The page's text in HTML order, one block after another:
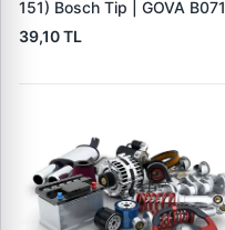
151) Bosch Tip | GOVA B071
39,10 TL